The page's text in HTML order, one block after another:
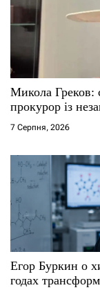
Микола Греков:
прокурор із
7 Серпня, 2026
Егор Буркин о
годах